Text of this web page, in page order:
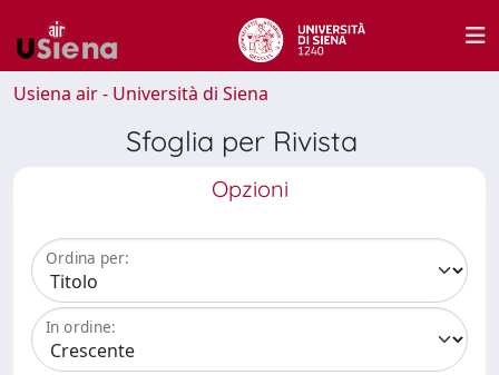
Usiena air - Università di Siena
Sfoglia per Rivista
Opzioni
Ordina per:
In ordine: